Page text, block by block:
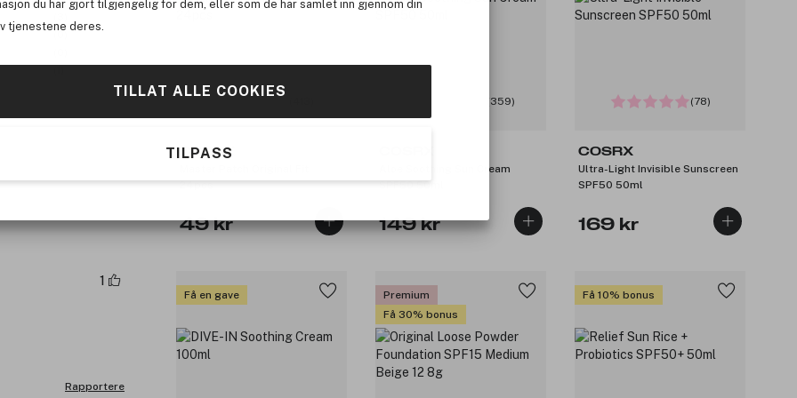
du har gjort tilgjengelig for dem, eller som de har samlet inn gjennom din
tjenestene deres.
TILLAT ALLE COOKIES
TILPASS
COSRX
24pcs
49 kr
(359)
Aloe Soothing Sun Cream
SPF50 50ml
149 kr
(78)
COSRX
Ultra-Light Invisible Sunscreen
SPF50 50ml
169 kr
Få en gave
Premium
Få 30% bonus
Få 10% bonus
1
Rapportere